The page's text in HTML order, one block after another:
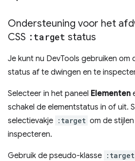
Ondersteuning voor het
CSS :target status
Je kunt nu DevTools gebruiken om
status af te dwingen en te
Selecteer in het paneel Elementen
schakel de elementstatus in of uit.
selectievakje :target om de
inspecteren.
Gebruik de pseudo-klasse :target